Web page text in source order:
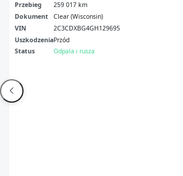
Przebieg
259 017 km
Dokument
Clear (Wisconsin)
VIN
2C3CDXBG4GH129695
UszkodzeniaPrzód
Status
Odpala i rusza